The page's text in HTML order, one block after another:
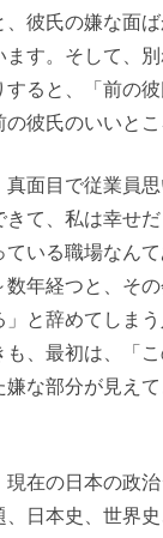
彼氏の嫌な面
す。そして、
ると、「前の
彼氏のいいと
面目で従業員
て、私は幸せだ
いる職場なん
年経つと、そ
と辞めてしまう
、最初は、「
な部分が見え
在の日本の政
日本史、世界